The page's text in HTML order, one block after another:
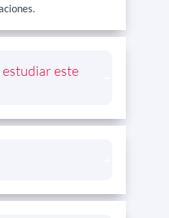
estudiar este